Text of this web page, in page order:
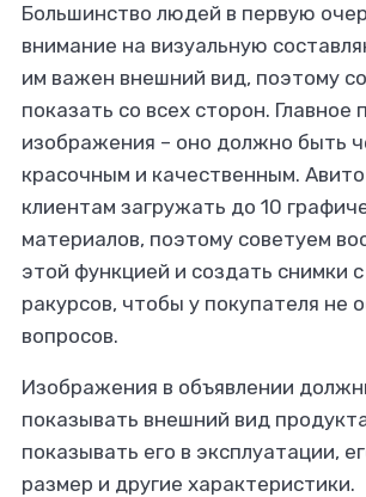
Большинство людей в первую
внимание на визуальную
им важен внешний вид, поэтому
показать со всех сторон. Главное
изображения – оно должно быть
красочным и качественным.
клиентам загружать до 10
материалов, поэтому советуем
этой функцией и создать снимки
ракурсов, чтобы у покупателя не
вопросов.
Изображения в объявлении
показывать внешний вид
показывать его в эксплуатации,
размер и другие характеристики.